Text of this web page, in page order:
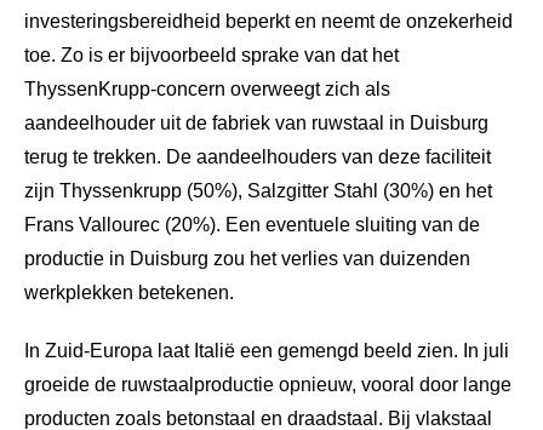
investeringsbereidheid beperkt en neemt de onzekerheid
toe. Zo is er bijvoorbeeld sprake van dat het
ThyssenKrupp-concern overweegt zich als
aandeelhouder uit de fabriek van ruwstaal in Duisburg
terug te trekken. De aandeelhouders van deze faciliteit
zijn Thyssenkrupp (50%), Salzgitter Stahl (30%) en het
Frans Vallourec (20%). Een eventuele sluiting van de
productie in Duisburg zou het verlies van duizenden
werkplekken betekenen.
In Zuid-Europa laat Italië een gemengd beeld zien. In juli
groeide de ruwstaalproductie opnieuw, vooral door lange
producten zoals betonstaal en draadstaal. Bij vlakstaal